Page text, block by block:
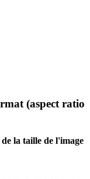
(aspect ratio
la taille de l'image